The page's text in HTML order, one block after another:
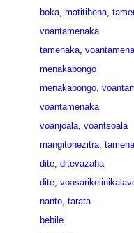
boka, matitihena,
voantamenaka
tamenaka,
menakabongo
menakabongo,
voantamenaka
voanjoala, voantsoala
mangitohezitra,
dite, ditevazaha
dite,
nanto, tarata
bebile